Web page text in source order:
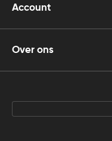
Account
Over ons